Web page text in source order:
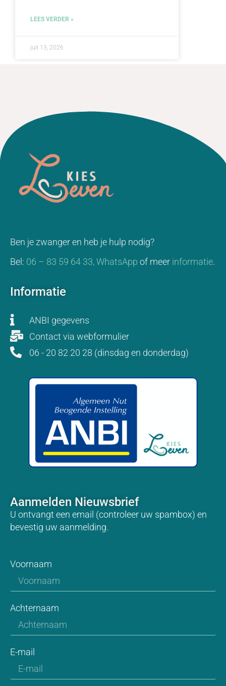
LEES VERDER »
juli 13, 2026
Ben je zwanger en heb je hulp nodig?
Bel: 06 – 83 59 64 33,WhatsApp of meer informatie.
Informatie
ANBI gegevens
Contact via webformulier
06 - 20 82 20 28 (dinsdag en donderdag)
Aanmelden Nieuwsbrief
U ontvangt een email (controleer uw spambox) en
bevestig uw aanmelding.
Voornaam
Achternaam
E-mail